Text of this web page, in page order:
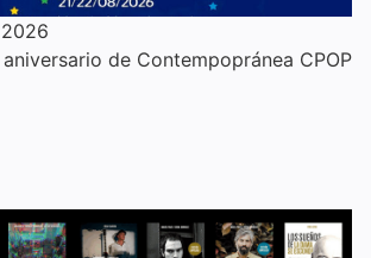
de Contempopránea CPOP